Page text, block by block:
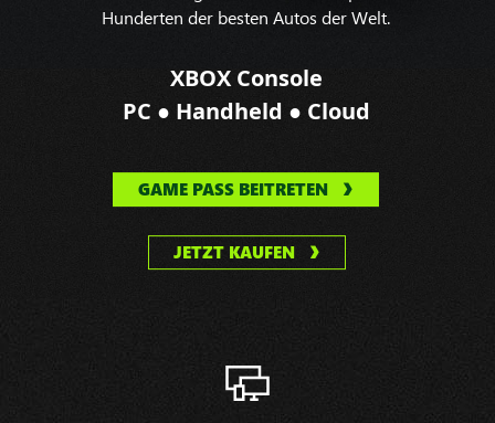
Hunderten der besten Autos der Welt.
XBOX Console
PC ● Handheld ● Cloud
GAME PASS BEITRETEN
JETZT KAUFEN